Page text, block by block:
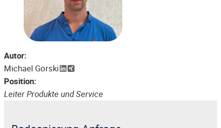
Autor:
Michael Gorski
Position:
Leiter Produkte und Service